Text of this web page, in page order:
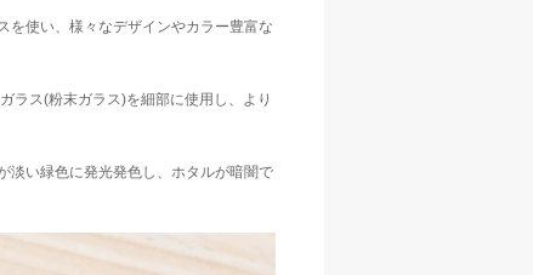
を使い、様々なデザインやカラー豊富な
ラス(粉末ガラス)を細部に使用し、より
淡い緑色に発光発色し、ホタルが暗闇で